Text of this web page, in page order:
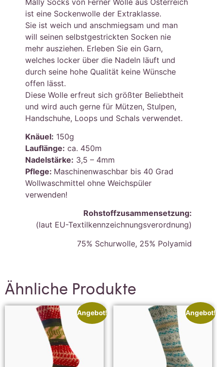
ist eine Sockenwolle der Extraklasse.
Sie ist weich und anschmiegsam und man
will seinen selbstgestrickten Socken nie
mehr ausziehen. Erleben Sie ein Garn,
welches locker über die Nadeln läuft und
durch seine hohe Qualität keine Wünsche
offen lässt.
Diese Wolle erfreut sich größter Beliebtheit
und wird auch gerne für Mützen, Stulpen,
Handschuhe, Loops und Schals verwendet.
Knäuel: 150g
Lauflänge: ca. 450m
Nadelstärke: 3,5 – 4mm
Pflege: Maschinenwaschbar bis 40 Grad
Wollwaschmittel ohne Weichspüler
verwenden!
Rohstoffzusammensetzung:
(laut EU-Textilkennzeichnungsverordnung)
75% Schurwolle, 25% Polyamid
Ähnliche Produkte
Angebot! Angebot!